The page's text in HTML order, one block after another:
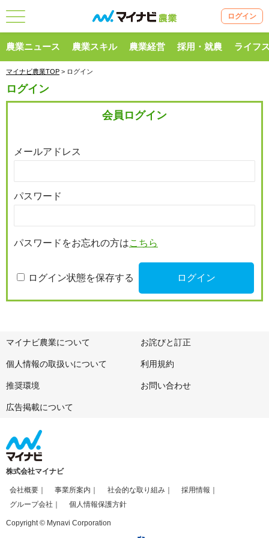
ログイン
農業ニュース 農業スキル 農業経営 採用・就農 ライフ
マイナビ農業TOP > ログイン
ログイン
会員ログイン
メールアドレス
パスワード
パスワードをお忘れの方はこちら
ログイン状態を保存する
マイナビ農業について お詫びと訂正
個人情報の取扱いについて 利用規約
推奨環境 お問い合わせ
広告掲載について
株式会社マイナビ
会社概要 事業所案内 社会的な取り組み
採用情報
グループ会社
個人情報保護方針
Copyright © Mynavi Corporation